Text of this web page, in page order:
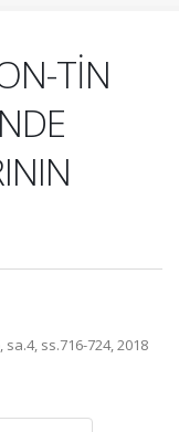
TİN
ss.716-724, 2018